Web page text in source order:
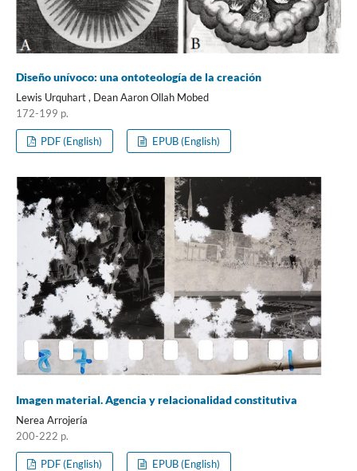
Diseño unívoco: una ontoteología de la creación
Lewis Urquhart , Dean Aaron Ollah Mobed
172-199 p.
PDF (English) EPUB (English)
Imagen material. Agencia y relacionalidad constitutiva
Nerea Arrojería
200-222 p.
PDF (English) EPUB (English)